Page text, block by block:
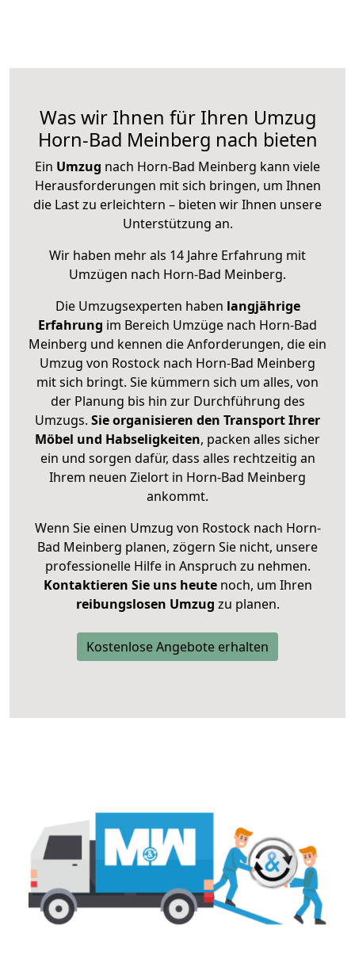
Was wir Ihnen für Ihren Umzug
Horn-Bad Meinberg nach bieten
Ein Umzug nach Horn-Bad Meinberg kann viele
Herausforderungen mit sich bringen, um Ihnen
die Last zu erleichtern – bieten wir Ihnen unsere
Unterstützung an.
Wir haben mehr als 14 Jahre Erfahrung mit
Umzügen nach Horn-Bad Meinberg.
Die Umzugsexperten haben langjährige
Erfahrung im Bereich Umzüge nach Horn-Bad
Meinberg und kennen die Anforderungen, die ein
Umzug von Rostock nach Horn-Bad Meinberg
mit sich bringt. Sie kümmern sich um alles, von
der Planung bis hin zur Durchführung des
Umzugs. Sie organisieren den Transport Ihrer
Möbel und Habseligkeiten, packen alles sicher
ein und sorgen dafür, dass alles rechtzeitig an
Ihrem neuen Zielort in Horn-Bad Meinberg
ankommt.
Wenn Sie einen Umzug von Rostock nach Horn-
Bad Meinberg planen, zögern Sie nicht, unsere
professionelle Hilfe in Anspruch zu nehmen.
Kontaktieren Sie uns heutenoch, um Ihren
reibungslosen Umzug zu planen.
Kostenlose Angebote erhalten